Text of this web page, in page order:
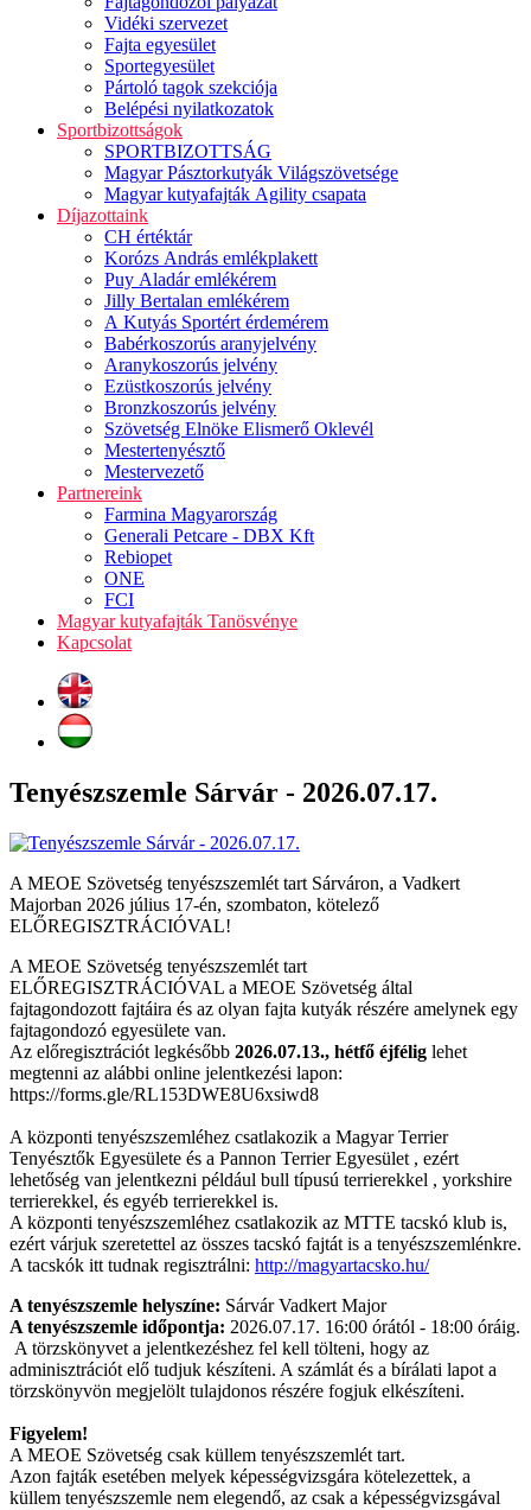
Vidéki szervezet
Fajta egyesület
Sportegyesület
Pártoló tagok szekciója
Belépési nyilatkozatok
Sportbizottságok
SPORTBIZOTTSÁG
Magyar Pásztorkutyák Világszövetsége
Magyar kutyafajták Agility csapata
Díjazottaink
CH értéktár
Korózs András emlékplakett
Puy Aladár emlékérem
Jilly Bertalan emlékérem
A Kutyás Sportért érdemérem
Babérkoszorús aranyjelvény
Aranykoszorús jelvény
Ezüstkoszorús jelvény
Bronzkoszorús jelvény
Szövetség Elnöke Elismerő Oklevél
Mestertenyésztő
Mestervezető
Partnereink
Farmina Magyarország
Generali Petcare - DBX Kft
Rebiopet
ONE
FCI
Magyar kutyafajták Tanösvénye
Kapcsolat
Tenyészszemle Sárvár - 2026.07.17.
A MEOE Szövetség tenyészszemlét tart Sárváron, a Vadkert
Majorban 2026 július 17-én, szombaton, kötelező
ELŐREGISZTRÁCIÓVAL!
A MEOE Szövetség tenyészszemlét tart
ELŐREGISZTRÁCIÓVAL a MEOE Szövetség által
fajtagondozott fajtáira és az olyan fajta kutyák részére amelynek egy
fajtagondozó egyesülete van.
Az előregisztrációt legkésőbb 2026.07.13., hétfő éjfélig lehet
megtenni az alábbi online jelentkezési lapon:
https://forms.gle/RL153DWE8U6xsiwd8
A központi tenyészszemléhez csatlakozik a Magyar Terrier
Tenyésztők Egyesülete és a Pannon Terrier Egyesület , ezért
lehetőség van jelentkezni például bull típusú terrierekkel , yorkshire
terrierekkel, és egyéb terrierekkel is.
A központi tenyészszemléhez csatlakozik az MTTE tacskó klub is,
ezért várjuk szeretettel az összes tacskó fajtát is a tenyészszemlénkre.
A tacskók itt tudnak regisztrálni: http://magyartacsko.hu/
A tenyészszemle helyszíne: Sárvár Vadkert Major
A tenyészszemle időpontja: 2026.07.17. 16:00 órától - 18:00 óráig.
A törzskönyvet a jelentkezéshez fel kell tölteni, hogy az
adminisztrációt elő tudjuk készíteni. A számlát és a bírálati lapot a
törzskönyvön megjelölt tulajdonos részére fogjuk elkészíteni.
Figyelem!
A MEOE Szövetség csak küllem tenyészszemlét tart.
Azon fajták esetében melyek képességvizsgára kötelezettek, a
küllem tenyészszemle nem elegendő, az csak a képességvizsgával